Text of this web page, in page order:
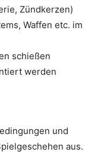
Zündkerzen)
Waffen etc. im
schießen
werden
und
aus.